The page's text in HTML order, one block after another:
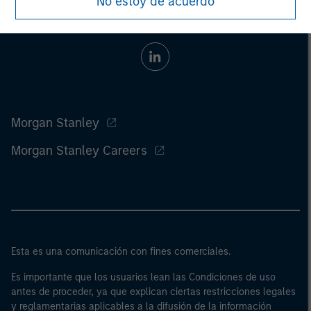
Morgan Stanley
Morgan Stanley Careers
Esta es una comunicación con fines comerciales.
Es importante que los usuarios lean las Condiciones de uso
antes de proceder, ya que explican ciertas restricciones legales
y reglamentarias aplicables a la difusión de la información